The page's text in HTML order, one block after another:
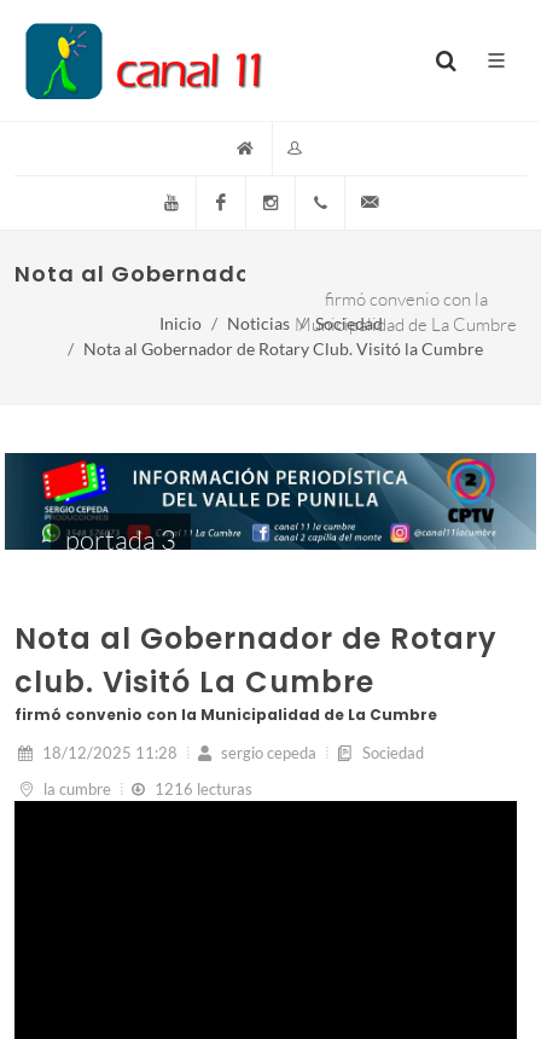
YouTube FacebookInstagram(+54)(9)3548-576073
Nota al Gobernador de Rotary club. Visitó
firmó convenio con la
Municipalidad de La Cumbre
Inicio Noticias
Sociedad
Nota al Gobernador de Rotary Club. Visitó la Cumbre
portada 3
Nota al Gobernador de Rotary
club. Visitó La Cumbre
firmó convenio con la Municipalidad de La Cumbre
18/12/2025 11:28 sergio cepeda
Sociedad
la cumbre
1216 lecturas